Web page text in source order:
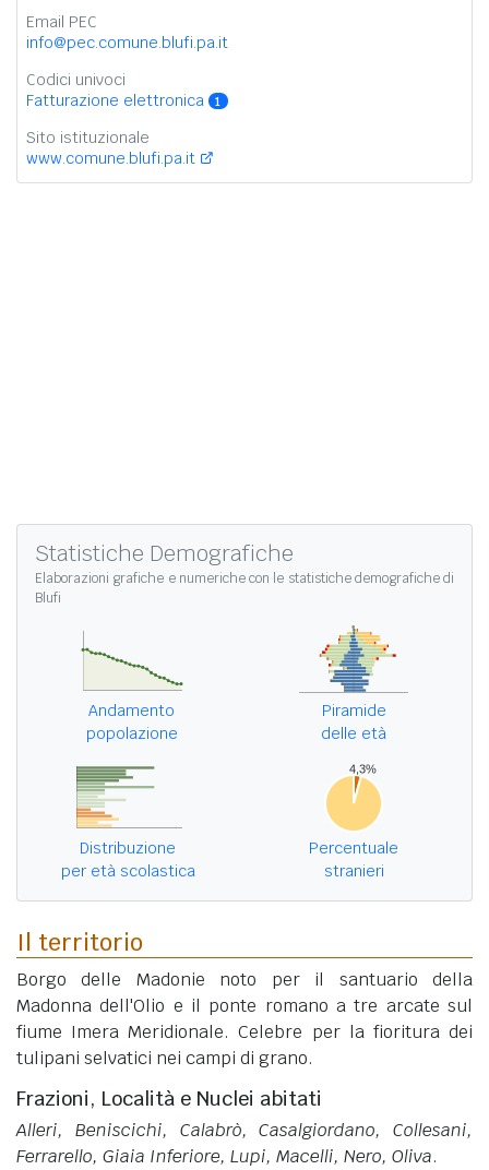
Email PEC
info@pec.comune.blufi.pa.it
Codici univoci
Fatturazione elettronica
1
Sito istituzionale
www.comune.blufi.pa.it
Statistiche Demografiche
Elaborazioni grafiche e numeriche con le statistiche demografiche di
Blufi
Andamento
popolazione
Piramide
delle età
Distribuzione
per età scolastica
Percentuale
stranieri
Il territorio
Borgo delle Madonie noto per il santuario della
Madonna dell'Olio e il ponte romano a tre arcate sul
fiume Imera Meridionale. Celebre per la fioritura dei
tulipani selvatici nei campi di grano.
Frazioni, Località e Nuclei abitati
Alleri, Beniscichi, Calabrò, Casalgiordano, Collesani,
Ferrarello, Giaia Inferiore, Lupi, Macelli, Nero, Oliva.